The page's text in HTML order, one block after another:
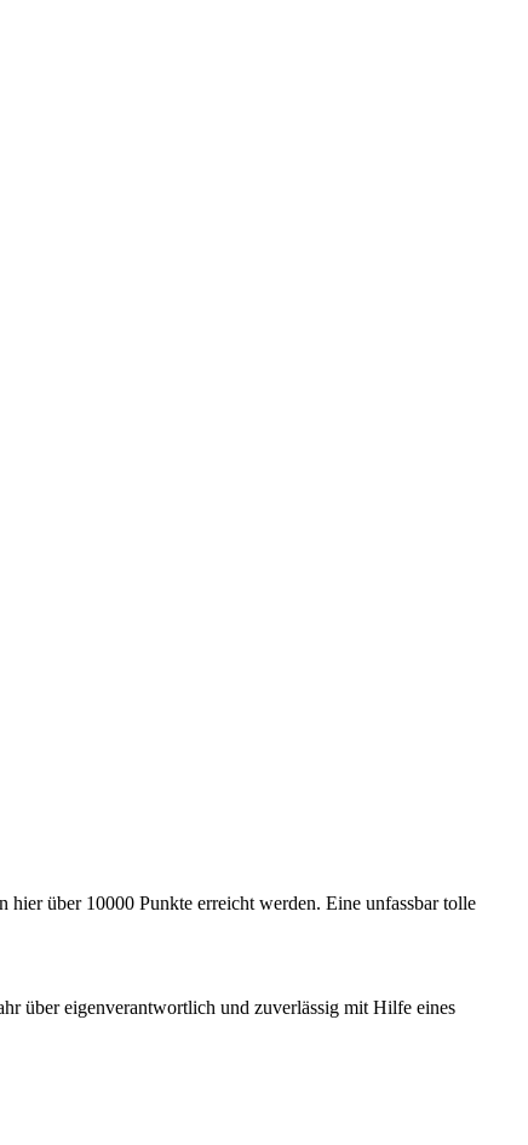
über 10000 Punkte erreicht werden. Eine unfassbar tolle
über eigenverantwortlich und zuverlässig mit Hilfe eines